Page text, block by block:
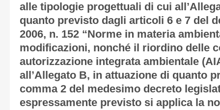
alle tipologie progettuali di cui
quanto previsto dagli articoli 6 e 7 del
2006, n. 152 “Norme in materia
modificazioni, nonché il riordino delle
autorizzazione integrata ambientale
all’Allegato B, in attuazione di quanto
comma 2 del medesimo decreto
espressamente previsto si applica la